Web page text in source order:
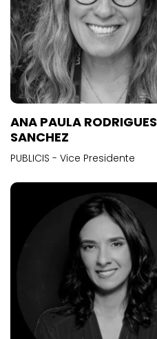
ANA PAULA RODRIGUES
SANCHEZ
PUBLICIS - Vice Presidente